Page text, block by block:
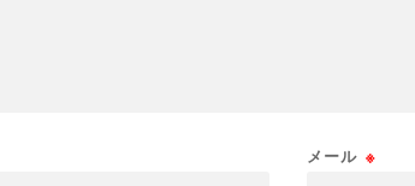
メール ※